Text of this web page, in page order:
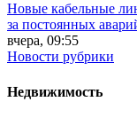
Новые кабельные
за постоянных
вчера, 09:55
Новости рубрики
Недвижимость